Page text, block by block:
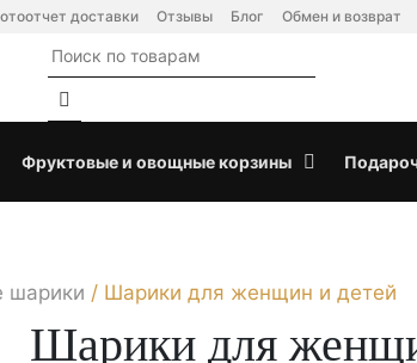
доставки Отзывы Блог Обмен и возврат
Фруктовые и овощные корзины
шарики / Шарики для женщин и детей
Шарики для